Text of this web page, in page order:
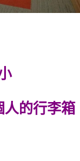
人的行李箱